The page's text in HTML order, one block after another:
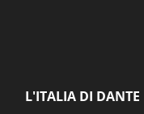
L'ITALIA DI DANTE